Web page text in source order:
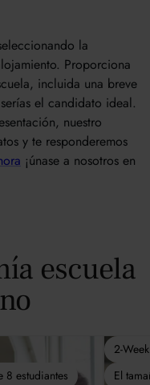
la
Proporciona
incluida una breve
el candidato ideal.
nuestro
y te responderemos
¡únase a nosotros en
escuela
8 estudiantes
2-
El